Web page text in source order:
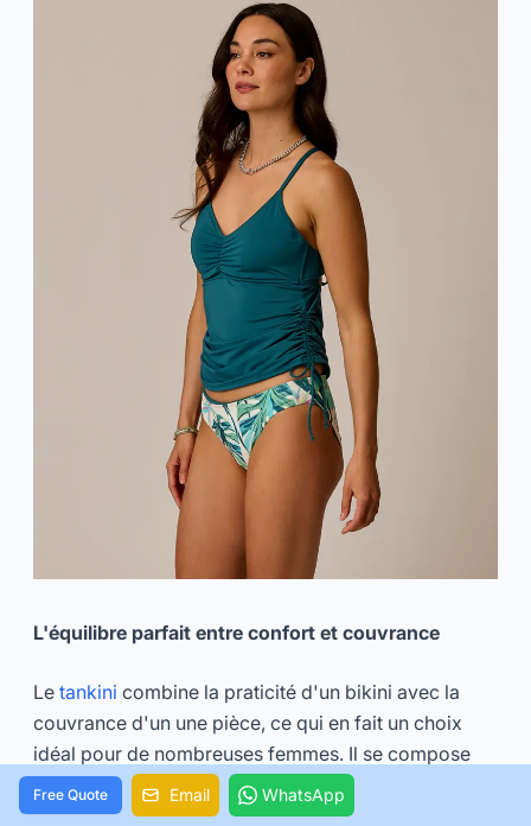
L'équilibre parfait entre confort et couvrance
Le tankini combine la praticité d'un bikini avec la
couvrance d'un une pièce, ce qui en fait un choix
idéal pour de nombreuses femmes. Il se compose
d'un haut style débardeur et d'un bas de bain,
offrant à la fois une couvrance abdominale et une
Free Quote Email WhatsApp